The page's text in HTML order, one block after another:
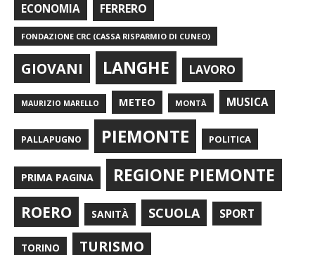
ECONOMIA FERRERO
FONDAZIONE CRC (CASSA RISPARMIO DI CUNEO)
GIOVANI LANGHE LAVORO
MAURIZIO MARELLO METEO MONTÀ MUSICA
PALLAPUGNO PIEMONTE POLITICA
PRIMA PAGINA REGIONE PIEMONTE
ROERO SANITÀ SCUOLA SPORT
TORINO TURISMO